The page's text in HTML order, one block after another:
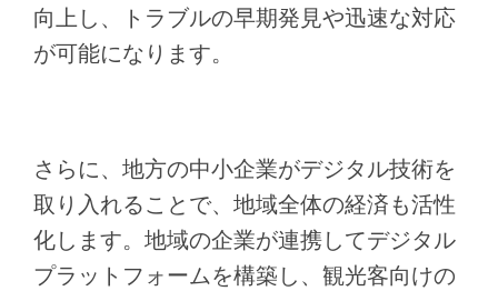
向上し、トラブルの早期発見や迅速な対応
が可能になります。
さらに、地方の中小企業がデジタル技術を
取り入れることで、地域全体の経済も活性
化します。地域の企業が連携してデジタル
プラットフォームを構築し、観光客向けの